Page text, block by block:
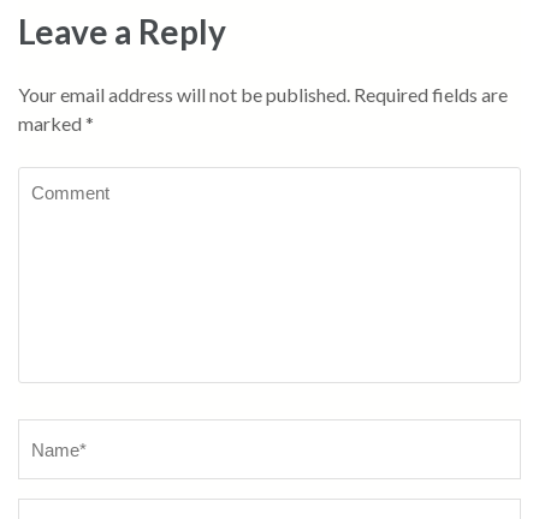
Leave a Reply
Your email address will not be published. Required fields are
marked *